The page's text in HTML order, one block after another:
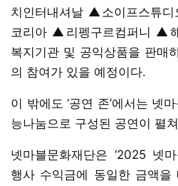
치인터내셔날 ▲소이프스튜
코리아 ▲리펭구르컴퍼니 ▲
복지기관 및 공익상품을 판매
의 참여가 있을 예정이다.
이 밖에도 ‘공연 존’에서는 넷
능나눔으로 구성된 공연이 펼
넷마블문화재단은 ‘2025 넷
행사 수익금에 동일한 금액을